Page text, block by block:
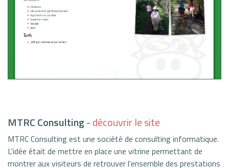
MTRC Consulting-découvrir le site
MTRC Consulting est une société de consulting informatique.
L'idée était de mettre en place une vitrine permettant de
montrer aux visiteurs de retrouver l'ensemble des prestations